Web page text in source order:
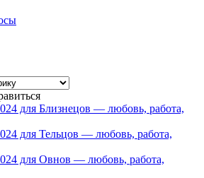
для Близнецов — любовь, работа,
для Тельцов — любовь, работа,
для Овнов — любовь, работа,